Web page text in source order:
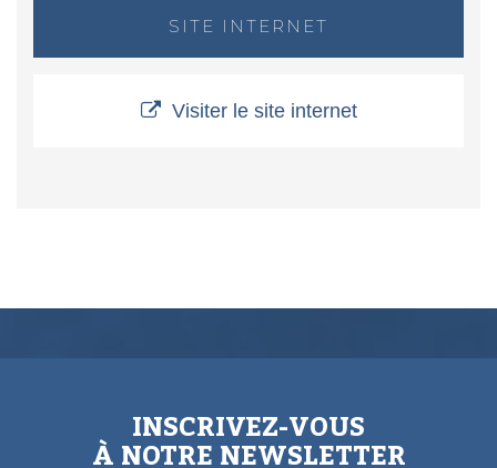
SITE INTERNET
Visiter le site internet
INSCRIVEZ-VOUS
À NOTRE NEWSLETTER